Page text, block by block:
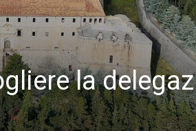
la